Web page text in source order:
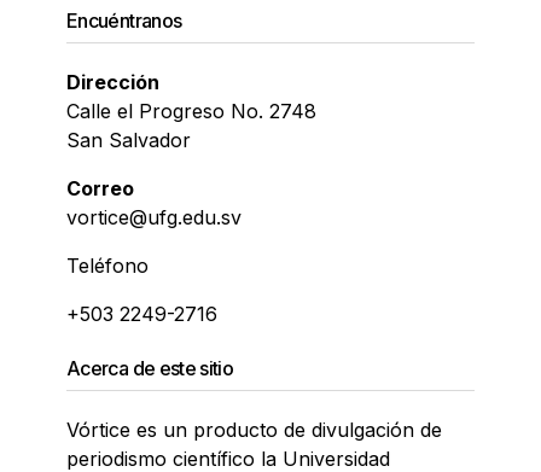
Encuéntranos
Dirección
Calle el Progreso No. 2748
San Salvador
Correo
vortice@ufg.edu.sv
Teléfono
+503 2249-2716
Acerca de este sitio
Vórtice es un producto de divulgación de
periodismo científico la Universidad